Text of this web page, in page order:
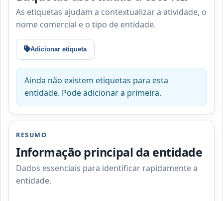
As etiquetas ajudam a contextualizar a atividade, o
nome comercial e o tipo de entidade.
Adicionar etiqueta
Ainda não existem etiquetas para esta
entidade. Pode adicionar a primeira.
RESUMO
Informação principal da entidade
Dados essenciais para identificar rapidamente a
entidade.